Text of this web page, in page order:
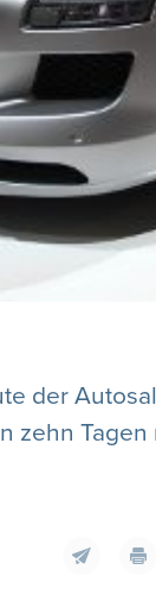
der
zehn